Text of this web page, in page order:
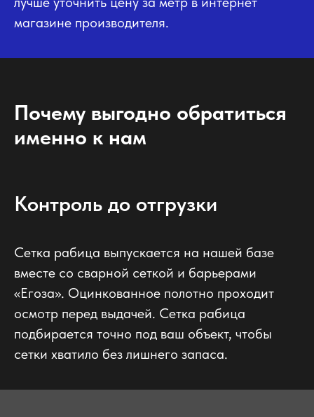
магазине производителя.
Почему выгодно обратиться
именно к нам
Контроль до отгрузки
Сетка рабица выпускается на нашей базе
вместе со сварной сеткой и барьерами
«Егоза». Оцинкованное полотно проходит
осмотр перед выдачей. Сетка рабица
подбирается точно под ваш объект, чтобы
сетки хватило без лишнего запаса.